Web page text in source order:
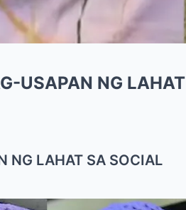
USAPAN NG LAHAT
NG LAHAT SA SOCIAL